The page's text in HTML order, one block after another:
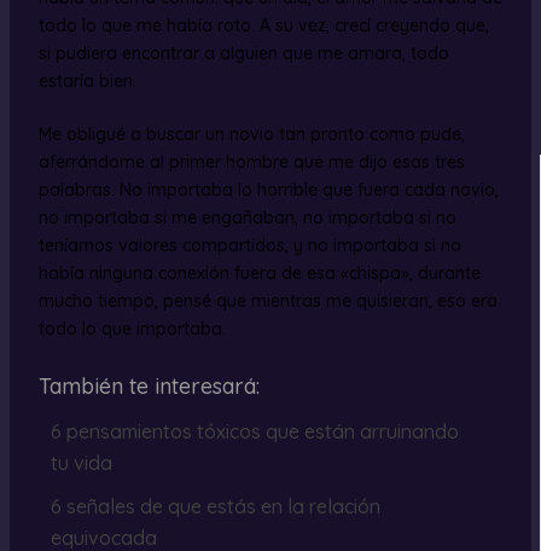
todo lo que me había roto. A su vez, crecí creyendo que,
si pudiera encontrar a alguien que me amara, todo
estaría bien.
Me obligué a buscar un novio tan pronto como pude,
aferrándome al primer hombre que me dijo esas tres
palabras. No importaba lo horrible que fuera cada novio,
no importaba si me engañaban, no importaba si no
teníamos valores compartidos, y no importaba si no
había ninguna conexión fuera de esa «chispa», durante
mucho tiempo, pensé que mientras me quisieran, eso era
todo lo que importaba.
También te interesará:
6 pensamientos tóxicos que están arruinando
tu vida
6 señales de que estás en la relación
equivocada